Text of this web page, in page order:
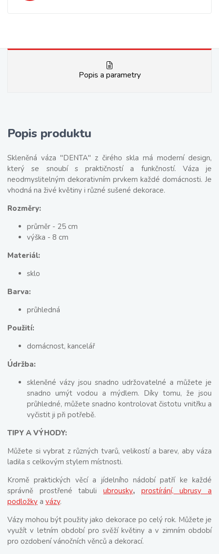
Popis a parametry
Popis produktu
Skleněná váza "DENTA" z čirého skla má moderní design,
který se snoubí s praktičností a funkčností. Váza je
neodmyslitelným dekorativním prvkem každé domácnosti. Je
vhodná na živé květiny i různé sušené dekorace.
Rozměry:
průměr - 25 cm
výška - 8 cm
Materiál:
sklo
Barva:
p​​​​​růhledná
Použití:
domácnost, kancelář
Údržba:
skleněné vázy jsou snadno udržovatelné a můžete je
snadno umýt vodou a mýdlem. Díky tomu, že jsou
průhledné, můžete snadno kontrolovat čistotu vnitřku a
vyčistit ji při potřebě.
TIPY A VÝHODY:
Můžete si vybrat z různých tvarů, velikostí a barev, aby váza
ladila s celkovým stylem místnosti.
Kromě praktických věcí a jídelního nádobí patří ke každé
správně prostřené tabuli ubrousky, prostírání, ubrusy a
podložky a vázy.
Vázy mohou být použity jako dekorace po celý rok. Můžete je
využít v letním období pro svěží květiny a v zimním období
pro ozdobení vánočních věnců a dekorací.